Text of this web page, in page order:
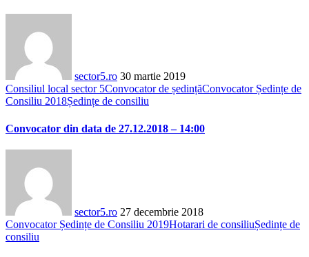
sector5.ro 30 martie 2019
Consiliul local sector 5Convocator de ședințăConvocator Ședințe de
Consiliu 2018Ședințe de consiliu
Convocator din data de 27.12.2018 – 14:00
sector5.ro 27 decembrie 2018
Convocator Ședințe de Consiliu 2019Hotarari de consiliuȘedințe de
consiliu